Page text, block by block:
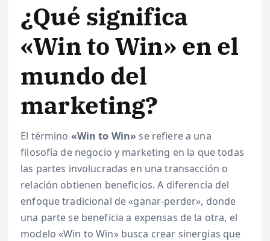
¿Qué significa
«Win to Win» en el
mundo del
marketing?
El término «Win to Win» se refiere a una
filosofía de negocio y marketing en la que todas
las partes involucradas en una transacción o
relación obtienen beneficios. A diferencia del
enfoque tradicional de «ganar-perder», donde
una parte se beneficia a expensas de la otra, el
modelo «Win to Win» busca crear sinergias que